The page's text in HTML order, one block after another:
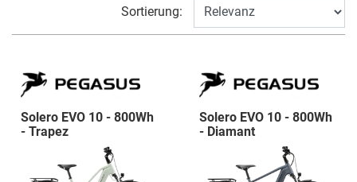
Sortierung:
Solero EVO 10 - 800Wh
- Trapez
Solero EVO 10 - 800Wh
- Diamant